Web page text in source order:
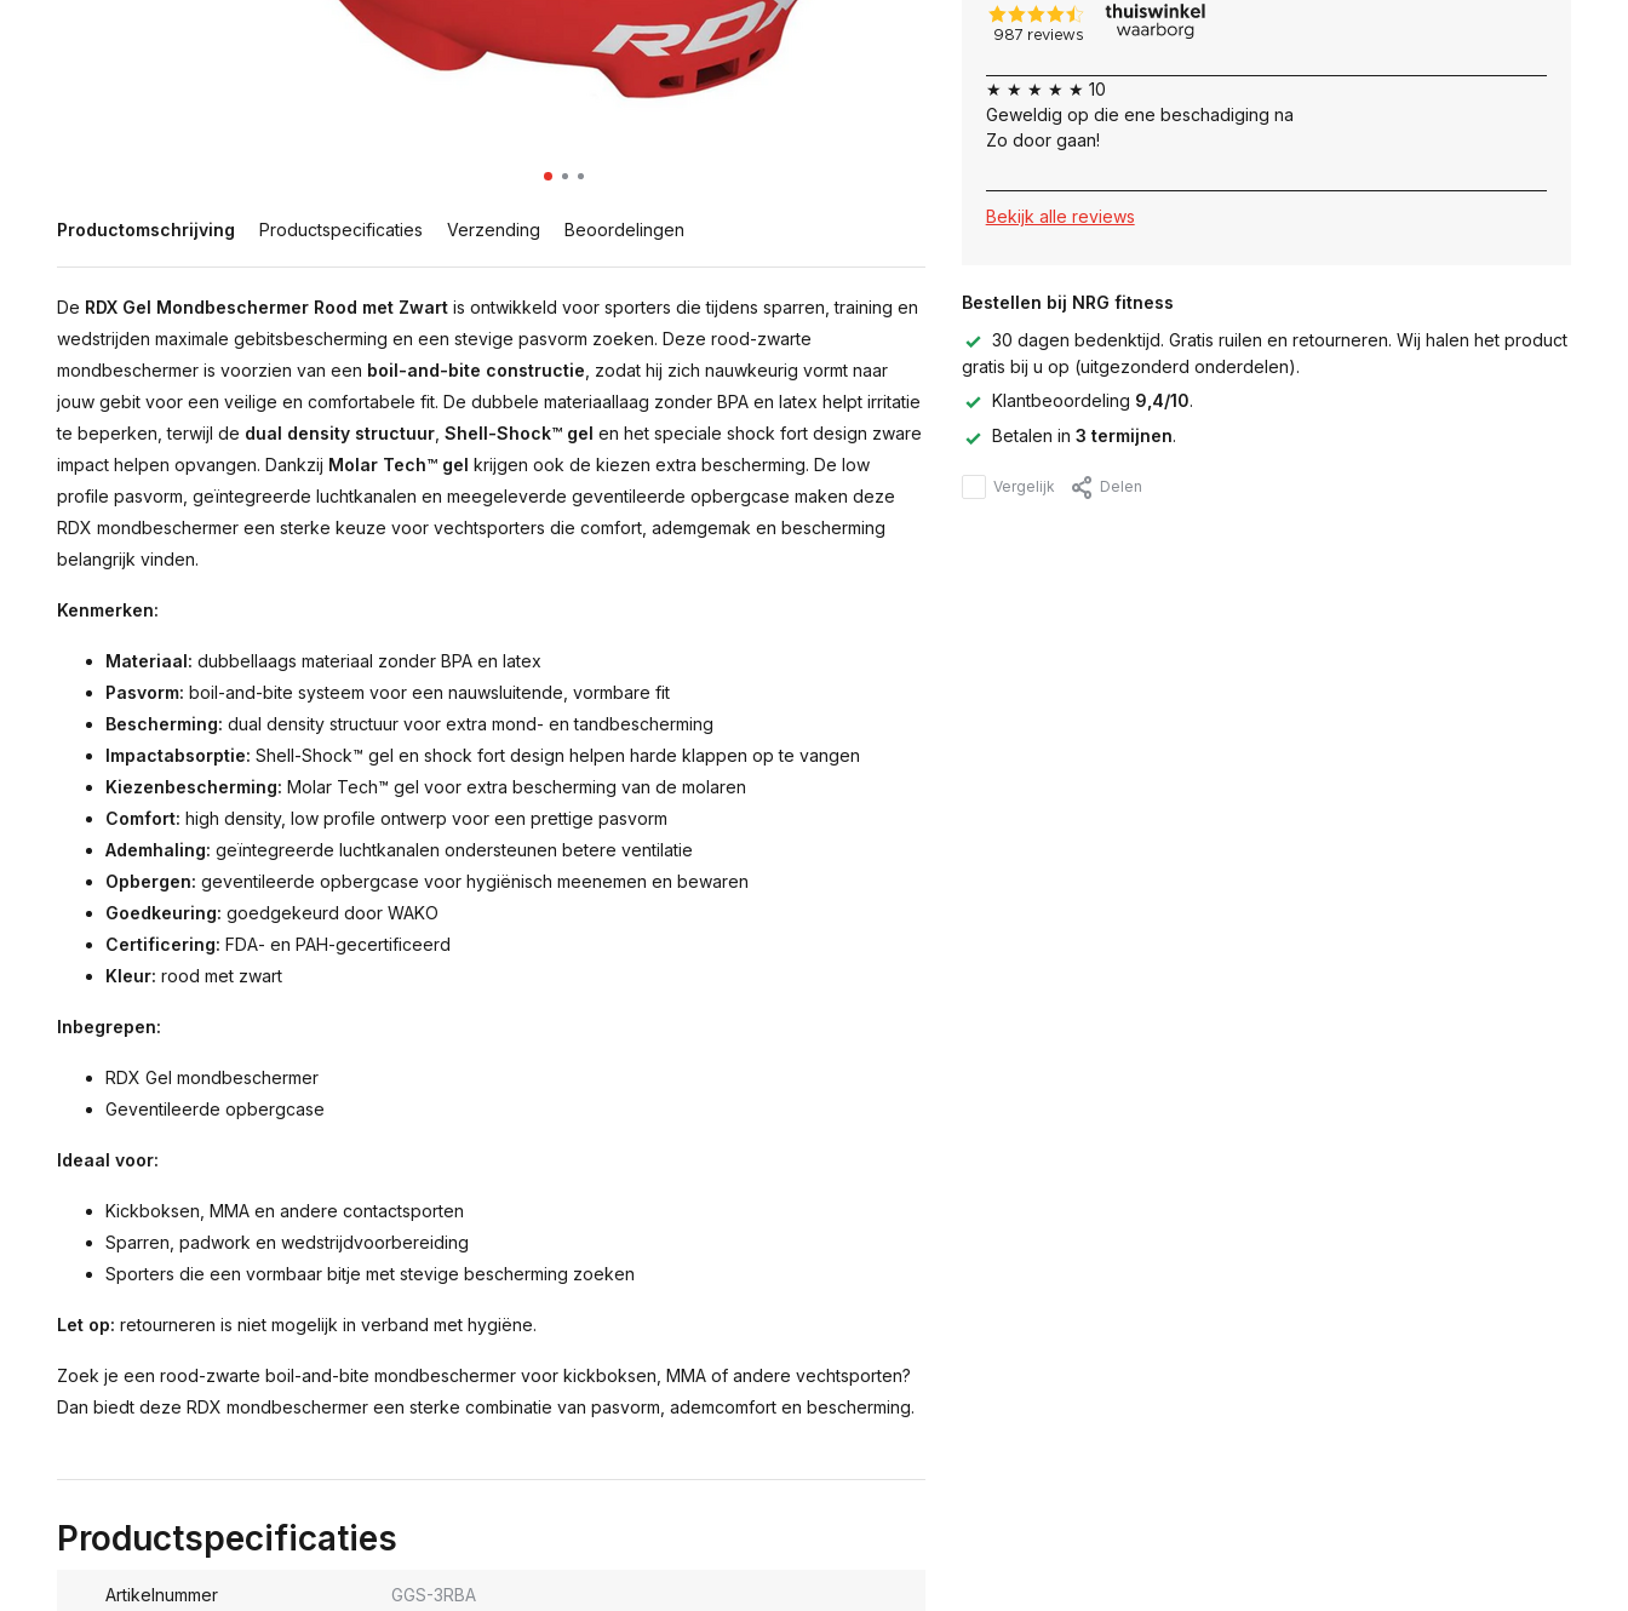
Productomschrijving Productspecificaties Verzending Beoordelingen
De RDX Gel Mondbeschermer Rood met Zwart is ontwikkeld voor sporters die tijdens sparren, training en
wedstrijden maximale gebitsbescherming en een stevige pasvorm zoeken. Deze rood-zwarte
mondbeschermer is voorzien van een boil-and-bite constructie , zodat hij zich nauwkeurig vormt naar
jouw gebit voor een veilige en comfortabele fit. De dubbele materiaallaag zonder BPA en latex helpt irritatie
te beperken, terwijl de dual density structuur Shell-Shock™ gel en het speciale shock fort design zware
impact helpen opvangen. Dankzij Molar Tech™ gel krijgen ook de kiezen extra bescherming. De low
profile pasvorm, geïntegreerde luchtkanalen en meegeleverde geventileerde opbergcase maken deze
RDX mondbeschermer een sterke keuze voor vechtsporters die comfort, ademgemak en bescherming
belangrijk vinden.
Kenmerken:
Materiaal: dubbellaags materiaal zonder BPA en latex
Pasvorm: boil-and-bite systeem voor een nauwsluitende, vormbare fit
Bescherming: dual density structuur voor extra mond- en tandbescherming
Impactabsorptie: Shell-Shock™ gel en shock fort design helpen harde klappen op te vangen
Kiezenbescherming: Molar Tech™ gel voor extra bescherming van de molaren
Comfort: high density, low profile ontwerp voor een prettige pasvorm
Ademhaling: geïntegreerde luchtkanalen ondersteunen betere ventilatie
Opbergen: geventileerde opbergcase voor hygiënisch meenemen en bewaren
Goedkeuring: goedgekeurd door WAKO
Certificering: FDA- en PAH-gecertificeerd
Kleur: rood met zwart
Inbegrepen:
RDX Gel mondbeschermer
Geventileerde opbergcase
Ideaal voor:
Kickboksen, MMA en andere contactsporten
Sparren, padwork en wedstrijdvoorbereiding
Sporters die een vormbaar bitje met stevige bescherming zoeken
Let op: retourneren is niet mogelijk in verband met hygiëne.
Zoek je een rood-zwarte boil-and-bite mondbeschermer voor kickboksen, MMA of andere vechtsporten?
Dan biedt deze RDX mondbeschermer een sterke combinatie van pasvorm, ademcomfort en bescherming.
Productspecificaties
Artikelnummer GGS-3RBA
★ ★ ★ ★ ★ 10
Geweldig op die ene beschadiging na
Zo door gaan!
Bekijk alle reviews
Bestellen bij NRG fitness
30 dagen bedenktijd. Gratis ruilen en retourneren. Wij halen het product
gratis bij u op (uitgezonderd onderdelen).
Klantbeoordeling 9,4/10.
Betalen in 3 termijnen.
Vergelijk Delen